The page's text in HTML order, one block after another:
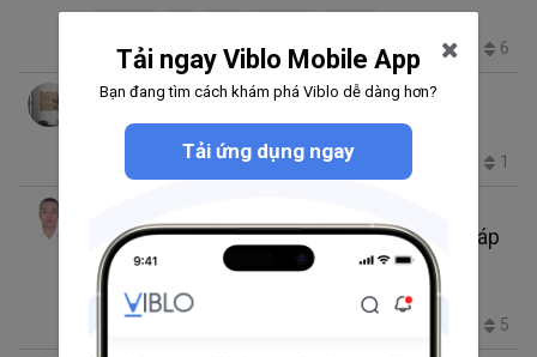
1.3K 0 6
Thanh thg 3 16, 2019 3:16 SA 10 phút đọc
Các phương pháp estimate estimate
1 0 1
Ước lượng dự án/task sử dụng phương pháp
FPA
estimate ước lượng
3.9K 5
Tải ngay Viblo Mobile App
Bạn đang tìm cách khám phá Viblo dễ dàng hơn?
Tải ứng dụng ngay